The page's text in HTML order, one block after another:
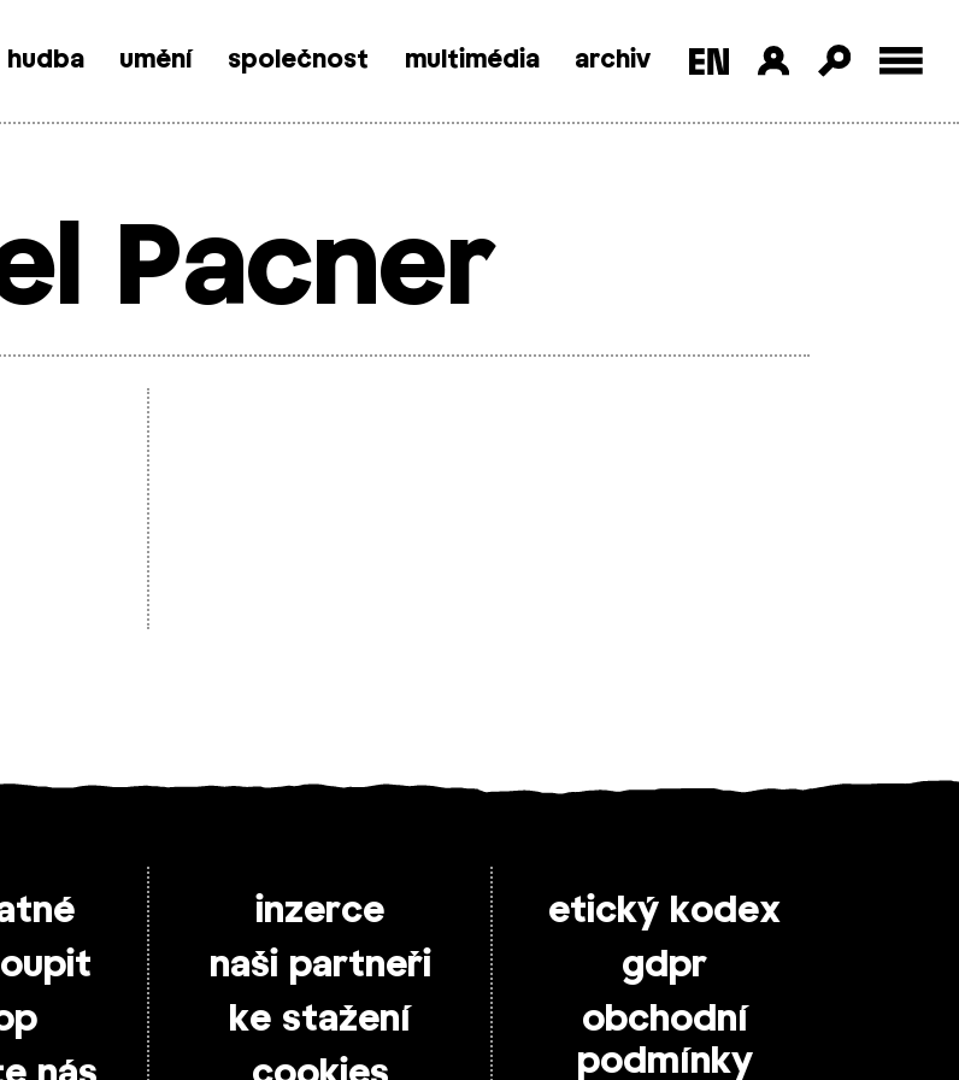
hudba umění společnost multimédia archiv
Pacner
inzerce
naši partneři
ke stažení
etický kodex
gdpr
obchodní
podmínky